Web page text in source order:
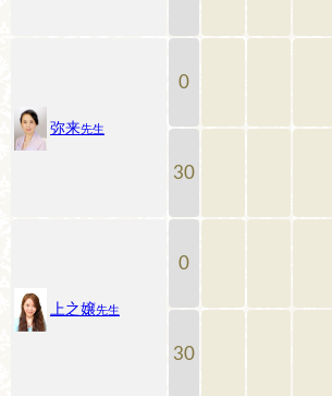
弥来先生
0
30
上之嬢先生
0
30